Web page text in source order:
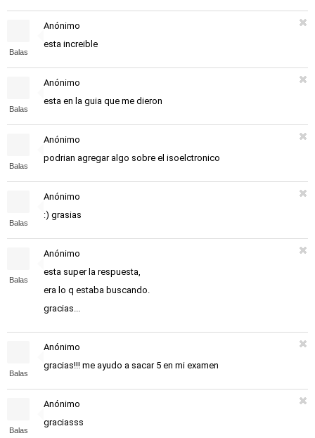
Balas
Anónimo
esta increible
Balas
Anónimo
esta en la guia que me dieron
Balas
Anónimo
podrian agregar algo sobre el isoelctronico
Balas
Anónimo
:) grasias
Balas
Anónimo
esta super la respuesta,
era lo q estaba buscando.
gracias...
Balas
Anónimo
gracias!!! me ayudo a sacar 5 en mi examen
Balas
Anónimo
graciasss